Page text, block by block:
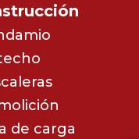
de carga